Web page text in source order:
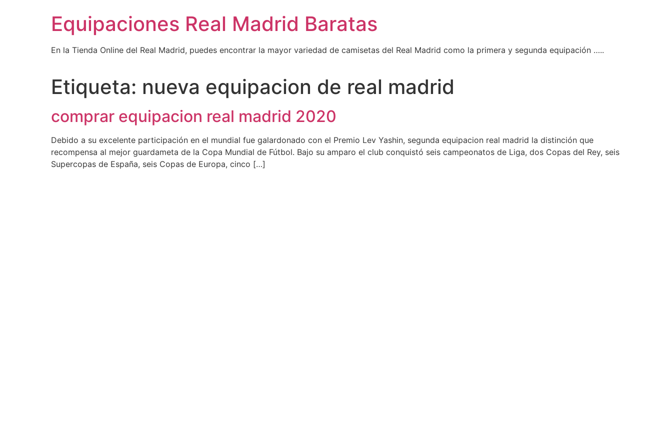
Equipaciones Real Madrid Baratas
En la Tienda Online del Real Madrid, puedes encontrar la mayor variedad de camisetas del Real Madrid como la primera y segunda equipación …..
Etiqueta: nueva equipacion de real madrid
comprar equipacion real madrid 2020
Debido a su excelente participación en el mundial fue galardonado con el Premio Lev Yashin, segunda equipacion real madrid la distinción que
recompensa al mejor guardameta de la Copa Mundial de Fútbol. Bajo su amparo el club conquistó seis campeonatos de Liga, dos Copas del Rey, seis
Supercopas de España, seis Copas de Europa, cinco […]